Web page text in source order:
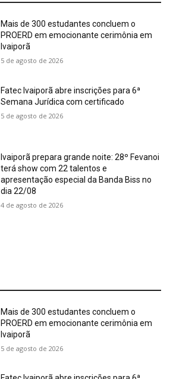
Mais de 300 estudantes concluem o
PROERD em emocionante cerimônia em
Ivaiporã
5 de agosto de 2026
Fatec Ivaiporã abre inscrições para 6ª
Semana Jurídica com certificado
5 de agosto de 2026
Ivaiporã prepara grande noite: 28º Fevanoi
terá show com 22 talentos e
apresentação especial da Banda Biss no
dia 22/08
4 de agosto de 2026
Mais de 300 estudantes concluem o
PROERD em emocionante cerimônia em
Ivaiporã
5 de agosto de 2026